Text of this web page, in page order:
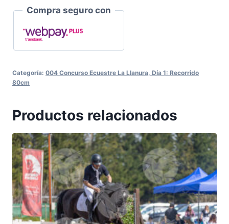
Compra seguro con
Categoría: 004 Concurso Ecuestre La Llanura, Día 1: Recorrido
80cm
Productos relacionados